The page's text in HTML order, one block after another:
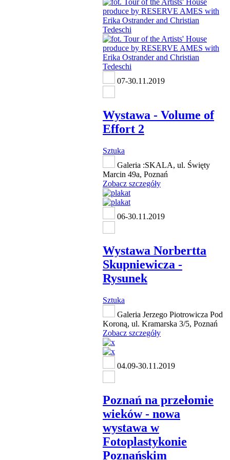
07-30.11.2019
Wystawa - Volume of
Effort 2
Sztuka
Galeria :SKALA, ul. Święty
Marcin 49a, Poznań
Zobacz szczegóły
06-30.11.2019
Wystawa Norbertta
Skupniewicza -
Rysunek
Sztuka
Galeria Jerzego Piotrowicza Pod
Koroną, ul. Kramarska 3/5, Poznań
Zobacz szczegóły
04.09-30.11.2019
Poznań na przełomie
wieków - nowa
wystawa w
Fotoplastykonie
Poznańskim